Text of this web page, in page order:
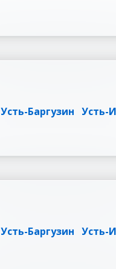
Усть-Баргузин Усть-
Усть-Баргузин Усть-